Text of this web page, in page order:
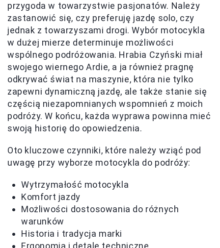
przygoda w towarzystwie pasjonatów. Należy
zastanowić się, czy preferuję jazdę solo, czy
jednak z towarzyszami drogi. Wybór motocykla
w dużej mierze determinuje możliwości
wspólnego podróżowania. Hrabia Czyński miał
swojego wiernego Ardie, a ja również pragnę
odkrywać świat na maszynie, która nie tylko
zapewni dynamiczną jazdę, ale także stanie się
częścią niezapomnianych wspomnień z moich
podróży. W końcu, każda wyprawa powinna mieć
swoją historię do opowiedzenia.
Oto kluczowe czynniki, które należy wziąć pod
uwagę przy wyborze motocykla do podróży:
Wytrzymałość motocykla
Komfort jazdy
Możliwości dostosowania do różnych
warunków
Historia i tradycja marki